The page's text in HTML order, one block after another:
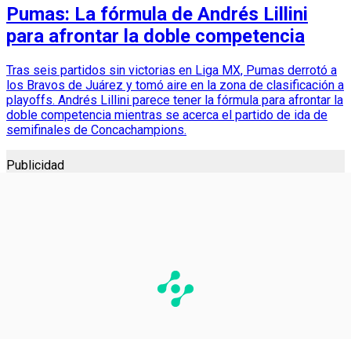
Pumas: La fórmula de Andrés Lillini
para afrontar la doble competencia
Tras seis partidos sin victorias en Liga MX, Pumas derrotó a
los Bravos de Juárez y tomó aire en la zona de clasificación a
playoffs. Andrés Lillini parece tener la fórmula para afrontar la
doble competencia mientras se acerca el partido de ida de
semifinales de Concachampions.
Publicidad